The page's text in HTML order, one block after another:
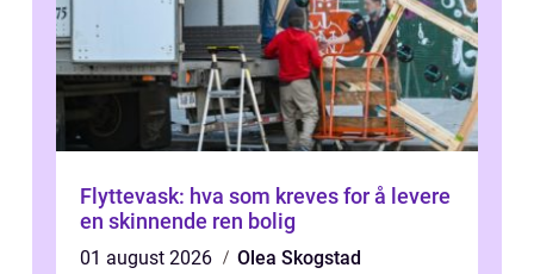
Flyttevask: hva som kreves for å levere
en skinnende ren bolig
01 august 2026
Olea Skogstad